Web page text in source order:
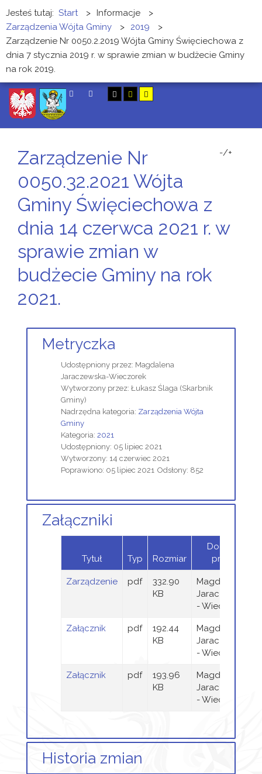
Jesteś tutaj: Start > Informacje
>
Zarządzenia Wójta Gminy
> 2019
>
Zarządzenie Nr 0050.2.2019 Wójta Gminy Święciechowa z
dnia 7 stycznia 2019 r. w sprawie zmian w budżecie Gminy
na rok 2019.
Zarządzenie Nr
0050.32.2021 Wójta
Gminy Święciechowa z
dnia 14 czerwca 2021 r. w
sprawie zmian w
budżecie Gminy na rok
2021.
-/+
Metryczka
Udostępniony przez: Magdalena
Jaraczewska-Wieczorek
Wytworzony przez: Łukasz Ślaga (Skarbnik
Gminy)
Nadrzędna kategoria: Zarządzenia Wójta
Gminy
Kategoria: 2021
Udostępniony: 05 lipiec 2021
Wytworzony: 14 czerwiec 2021
Poprawiono: 05 lipiec 2021 Odsłony: 852
Załączniki
Tytuł Typ Rozmiar
Dodany
przez
Zarządzenie pdf
332.90
KB
Magdalena
Jaraczewska
- Wieczorek
Załącznik pdf
192.44
KB
Magdalena
Jaraczewska
- Wieczorek
Załącznik pdf
193.96
KB
Magdalena
Jaraczewska
- Wieczorek
Historia zmian